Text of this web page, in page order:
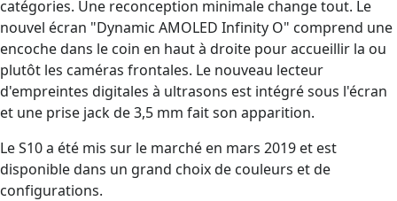
catégories. Une reconception minimale change tout. Le
nouvel écran "Dynamic AMOLED Infinity O" comprend une
encoche dans le coin en haut à droite pour accueillir la ou
plutôt les caméras frontales. Le nouveau lecteur
d'empreintes digitales à ultrasons est intégré sous l'écran
et une prise jack de 3,5 mm fait son apparition.
Le S10 a été mis sur le marché en mars 2019 et est
disponible dans un grand choix de couleurs et de
configurations.